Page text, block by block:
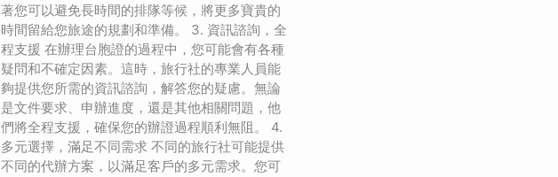
著您可以避免長時間的排隊等候，將更多寶貴的
時間留給您旅途的規劃和準備。 3. 資訊諮詢，全
程支援 在辦理台胞證的過程中，您可能會有各種
疑問和不確定因素。這時，旅行社的專業人員能
夠提供您所需的資訊諮詢，解答您的疑慮。無論
是文件要求、申辦進度，還是其他相關問題，他
們將全程支援，確保您的辦證過程順利無阻。 4.
多元選擇，滿足不同需求 不同的旅行社可能提供
不同的代辦方案，以滿足客戶的多元需求。您可